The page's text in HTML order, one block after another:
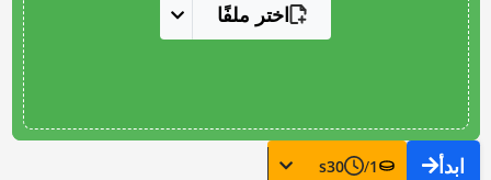
اختر ملفًا
ابدأ 1
/
30
s